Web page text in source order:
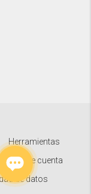
Herramientas
de cuenta
de datos